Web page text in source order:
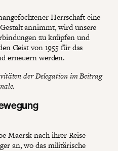
Herrschaft eine
annimmt, wird unsere
zu knüpfen und
Geist von 1955 für das
erneuern werden.
der Delegation im Beitrag
Maersk nach ihrer Reise
an, wo das militärische